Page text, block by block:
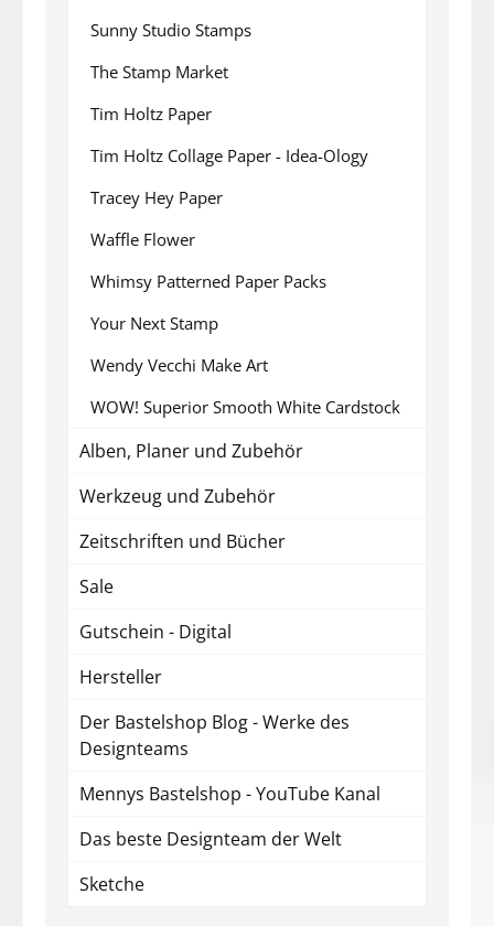
Sunny Studio Stamps
The Stamp Market
Tim Holtz Paper
Tim Holtz Collage Paper - Idea-Ology
Tracey Hey Paper
Waffle Flower
Whimsy Patterned Paper Packs
Your Next Stamp
Wendy Vecchi Make Art
WOW! Superior Smooth White Cardstock
Alben, Planer und Zubehör
Werkzeug und Zubehör
Zeitschriften und Bücher
Sale
Gutschein - Digital
Hersteller
Der Bastelshop Blog - Werke des
Designteams
Mennys Bastelshop - YouTube Kanal
Das beste Designteam der Welt
Sketche